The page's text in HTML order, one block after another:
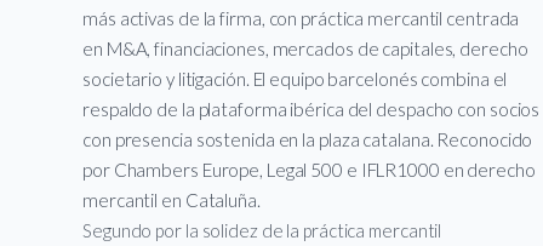
más activas de la firma, con práctica mercantil centrada
en M&A, financiaciones, mercados de capitales, derecho
societario y litigación. El equipo barcelonés combina el
respaldo de la plataforma ibérica del despacho con socios
con presencia sostenida en la plaza catalana. Reconocido
por Chambers Europe, Legal 500 e IFLR1000 en derecho
mercantil en Cataluña.
Segundo por la solidez de la práctica mercantil